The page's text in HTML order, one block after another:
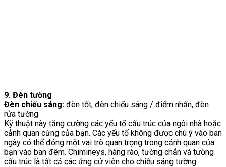
9. Đèn tường
Đèn chiếu sáng: đèn tốt, đèn chiếu sáng / điểm nhấn, đèn
rửa tường
Kỹ thuật này tăng cường các yếu tố cấu trúc của ngôi nhà hoặc
cảnh quan cứng của bạn. Các yếu tố không được chú ý vào ban
ngày có thể đóng một vai trò quan trọng trong cảnh quan của
bạn vào ban đêm. Chimineys, hàng rào, tường chắn và tường
cấu trúc là tất cả các ứng cử viên cho chiếu sáng tường